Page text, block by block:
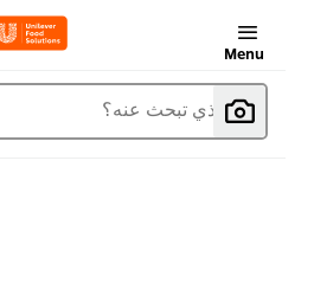
Menu
ما الذي تبحث عنه؟